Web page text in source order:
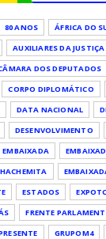
80 ANOS
ÁFRICA DO
AUXILIARES DA JUSTIÇA
DOS DEPUTADOS
CORPO DIPLOMÁTICO
DATA NACIONAL
DESENVOLVIMENTO
EMBAIXADA
ESTADOS
FRENTE
GRUPOM4